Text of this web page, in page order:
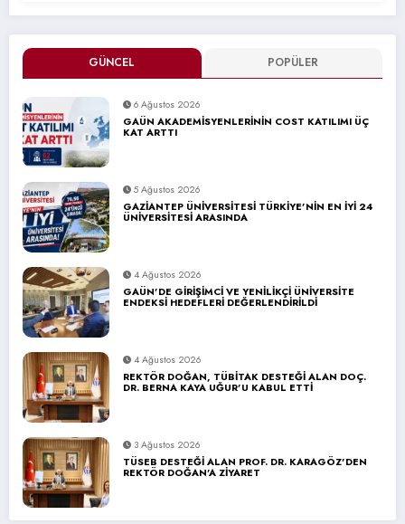
GÜNCEL POPÜLER
6 Ağustos 2026
GAÜN AKADEMİSYENLERİNİN COST KATILIMI ÜÇ
KAT ARTTI
5 Ağustos 2026
GAZİANTEP ÜNİVERSİTESİ TÜRKİYE’NİN EN İYİ 24
ÜNİVERSİTESİ ARASINDA
4 Ağustos 2026
GAÜN’DE GİRİŞİMCİ VE YENİLİKÇİ ÜNİVERSİTE
ENDEKSİ HEDEFLERİ DEĞERLENDİRİLDİ
4 Ağustos 2026
REKTÖR DOĞAN, TÜBİTAK DESTEĞİ ALAN DOÇ.
DR. BERNA KAYA UĞUR’U KABUL ETTİ
3 Ağustos 2026
TÜSEB DESTEĞİ ALAN PROF. DR. KARAGÖZ’DEN
REKTÖR DOĞAN’A ZİYARET